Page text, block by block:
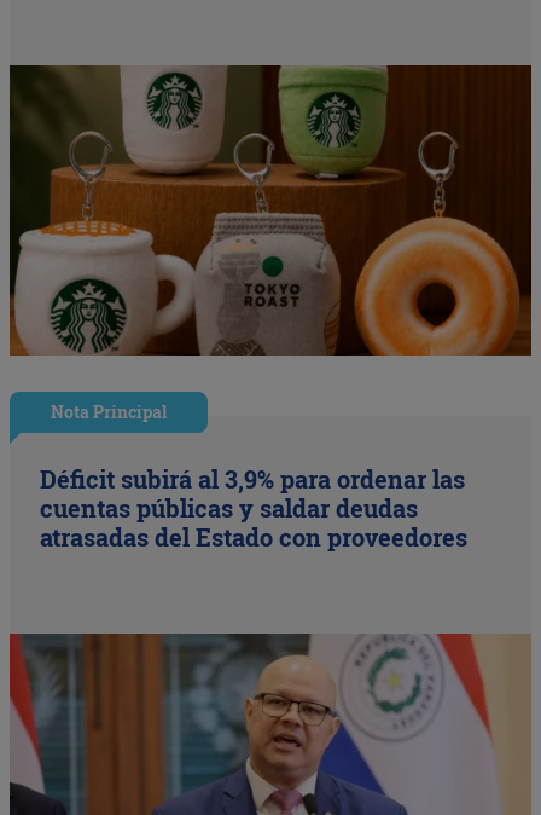
Nota Principal
Déficit subirá al 3,9% para ordenar las
cuentas públicas y saldar deudas
atrasadas del Estado con proveedores